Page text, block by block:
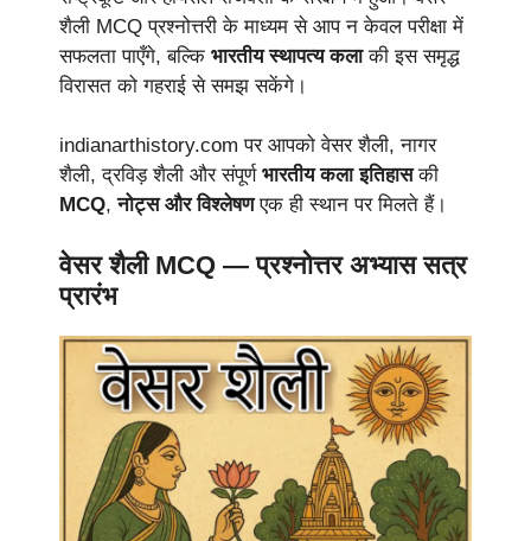
शैली MCQ प्रश्नोत्तरी के माध्यम से आप न केवल परीक्षा में
सफलता पाएँगे, बल्कि भारतीय स्थापत्य कलाकी इस समृद्ध
विरासत को गहराई से समझ सकेंगे।
indianarthistory.com पर आपको वेसर शैली, नागर
शैली, द्रविड़ शैली और संपूर्ण भारतीय कला इतिहासकी
MCQ,नोट्स और विश्लेषणएक ही स्थान पर मिलते हैं।
वेसर शैली MCQ — प्रश्नोत्तर अभ्यास सत्र
प्रारंभ